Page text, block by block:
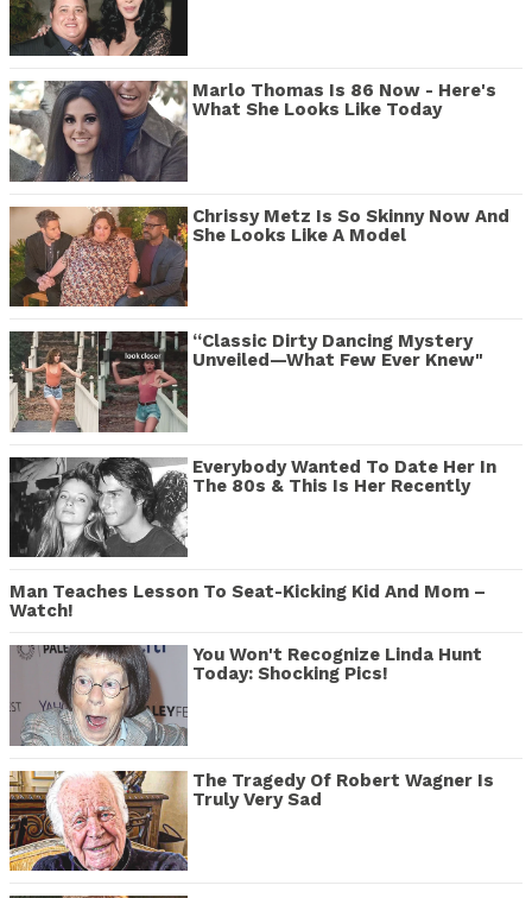
Marlo Thomas Is 86 Now - Here's
What She Looks Like Today
Chrissy Metz Is So Skinny Now And
She Looks Like A Model
“Classic Dirty Dancing Mystery
Unveiled—What Few Ever Knew"
Everybody Wanted To Date Her In
The 80s & This Is Her Recently
Man Teaches Lesson To Seat-Kicking Kid And Mom –
Watch!
You Won't Recognize Linda Hunt
Today: Shocking Pics!
The Tragedy Of Robert Wagner Is
Truly Very Sad